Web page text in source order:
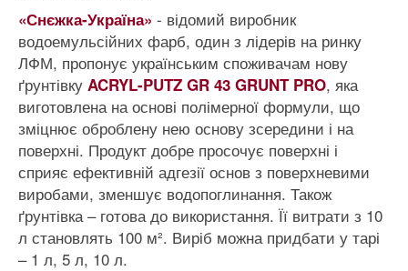
«Снєжка-Україна» - відомий виробник
водоемульсійних фарб, один з лідерів на ринку
ЛФМ, пропонує українським споживачам нову
ґрунтівку ACRYL-PUTZ GR 43 GRUNT PRO, яка
виготовлена на основі полімерної формули, що
зміцнює оброблену нею основу зсередини і на
поверхні. Продукт добре просочує поверхні і
сприяє ефективній адгезії основ з поверхневими
виробами, зменшує водопоглинання. Також
ґрунтівка – готова до використання. Її витрати з 10
л становлять 100 м². Виріб можна придбати у тарі
– 1 л, 5 л, 10 л.